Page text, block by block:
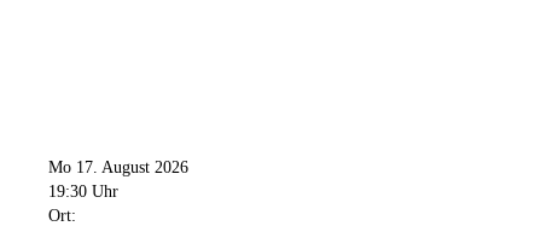
Mo 17. August 2026
19:30 Uhr
Ort: